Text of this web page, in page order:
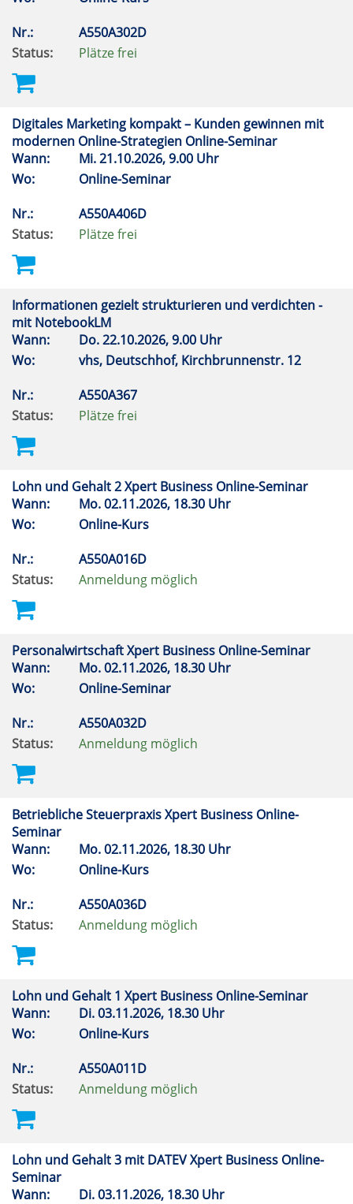
Nr.:
A550A302D
Status:
Plätze frei
Digitales Marketing kompakt – Kunden gewinnen mit
modernen Online-Strategien Online-Seminar
Wann:
Mi.21.10.2026, 9.00 Uhr
Wo:
Online-Seminar
Nr.:
A550A406D
Status:
Plätze frei
Informationen gezielt strukturieren und verdichten -
mit NotebookLM
Wann:
Do.22.10.2026, 9.00 Uhr
Wo:
vhs, Deutschhof, Kirchbrunnenstr. 12
Nr.:
A550A367
Status:
Plätze frei
Lohn und Gehalt 2 Xpert Business Online-Seminar
Wann:
Mo.02.11.2026, 18.30 Uhr
Wo:
Online-Kurs
Nr.:
A550A016D
Status:
Anmeldung möglich
Personalwirtschaft Xpert Business Online-Seminar
Wann:
Mo.02.11.2026, 18.30 Uhr
Wo:
Online-Seminar
Nr.:
A550A032D
Status:
Anmeldung möglich
Betriebliche Steuerpraxis Xpert Business Online-
Seminar
Wann:
Mo.02.11.2026, 18.30 Uhr
Wo:
Online-Kurs
Nr.:
A550A036D
Status:
Anmeldung möglich
Lohn und Gehalt 1 Xpert Business Online-Seminar
Wann:
Di.03.11.2026, 18.30 Uhr
Wo:
Online-Kurs
Nr.:
A550A011D
Status:
Anmeldung möglich
Lohn und Gehalt 3 mit DATEV Xpert Business Online-
Seminar
Wann:
Di.03.11.2026, 18.30 Uhr